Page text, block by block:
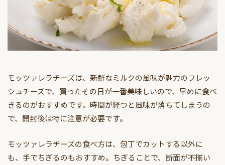
モッツァレラチーズは、新鮮なミルクの風味が魅力のフレッ
シュチーズで、買ったその日が一番美味しいので、早めに食べ
きるのがおすすめです。時間が経つと風味が落ちてしまうの
で、開封後は特に注意が必要です。
モッツァレラチーズの食べ方は、包丁でカットする以外に
も、手でちぎるのもおすすめ。ちぎることで、断面が不揃い